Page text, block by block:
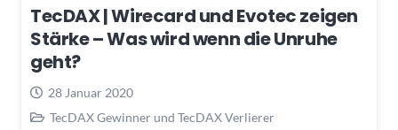
TecDAX | Wirecard und Evotec zeigen
Stärke – Was wird wenn die Unruhe
geht?
28 Januar 2020
TecDAX Gewinner und TecDAX Verlierer